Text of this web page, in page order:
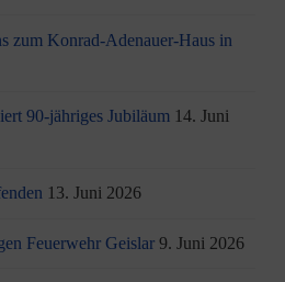
zum Konrad-Adenauer-Haus in
90-jähriges Jubiläum 14. Juni
13. Juni 2026
Feuerwehr Geislar 9. Juni 2026